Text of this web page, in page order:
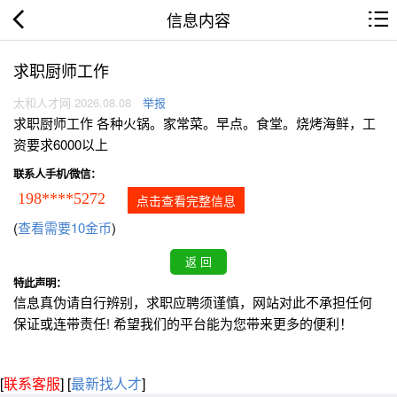
信息内容
求职厨师工作
太和人才网 2026.08.08 举报
求职厨师工作 各种火锅。家常菜。早点。食堂。烧烤海鲜，工
资要求6000以上
联系人手机/微信：
198****5272 点击查看完整信息
(查看需要10金币)
特此声明：
信息真伪请自行辨别，求职应聘须谨慎，网站对此不承担任何
保证或连带责任! 希望我们的平台能为您带来更多的便利！
[联系客服] [最新找人才]